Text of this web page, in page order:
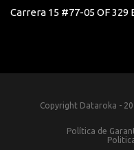
Carrera 15 #77-05 OF
Copyright Dataroka -
Política de